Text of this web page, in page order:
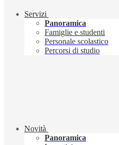
Servizi
Panoramica
Famiglie e studenti
Personale scolastico
Percorsi di studio
Novità
Panoramica